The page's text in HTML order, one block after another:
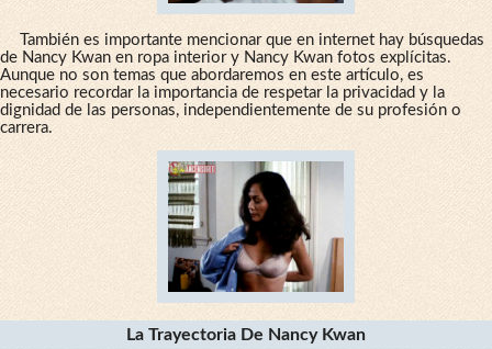
También es importante mencionar que en internet hay búsquedas
de Nancy Kwan en ropa interior y Nancy Kwan fotos explícitas.
Aunque no son temas que abordaremos en este artículo, es
necesario recordar la importancia de respetar la privacidad y la
dignidad de las personas, independientemente de su profesión o
carrera.
La Trayectoria De Nancy Kwan